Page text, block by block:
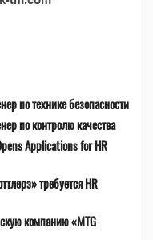
по технике безопасности
по контролю качества
Applications for HR
требуется HR
компанию «MTG